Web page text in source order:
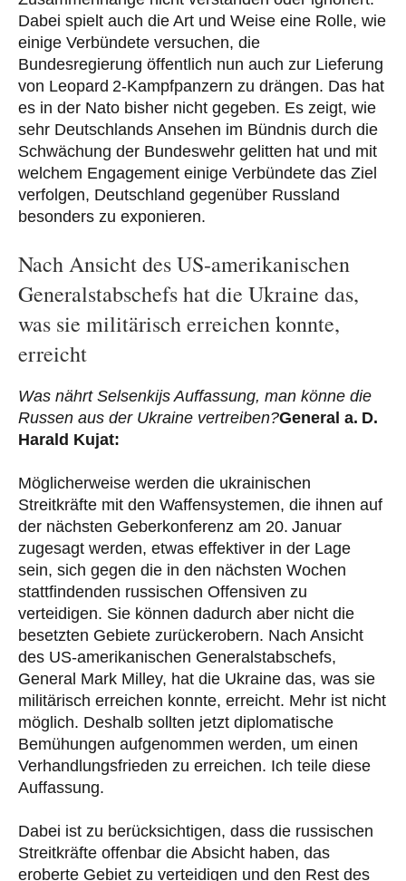
Dabei spielt auch die Art und Weise eine Rolle, wie
einige Verbündete versuchen, die
Bundesregierung öffentlich nun auch zur Lieferung
von Leopard 2-Kampfpanzern zu drängen. Das hat
es in der Nato bisher nicht gegeben. Es zeigt, wie
sehr Deutschlands Ansehen im Bündnis durch die
Schwächung der Bundeswehr gelitten hat und mit
welchem Engagement einige Verbündete das Ziel
verfolgen, Deutschland gegenüber Russland
besonders zu exponieren.
Nach Ansicht des US-amerikanischen
Generalstabschefs hat die Ukraine das,
was sie militärisch erreichen konnte,
erreicht
Was nährt Selsenkijs Auffassung, man könne die
Russen aus der Ukraine vertreiben?General a. D.
Harald Kujat:
Möglicherweise werden die ukrainischen
Streitkräfte mit den Waffensystemen, die ihnen auf
der nächsten Geberkonferenz am 20. Januar
zugesagt werden, etwas effektiver in der Lage
sein, sich gegen die in den nächsten Wochen
stattfindenden russischen Offensiven zu
verteidigen. Sie können dadurch aber nicht die
besetzten Gebiete zurückerobern. Nach Ansicht
des US-amerikanischen Generalstabschefs,
General Mark Milley, hat die Ukraine das, was sie
militärisch erreichen konnte, erreicht. Mehr ist nicht
möglich. Deshalb sollten jetzt diplomatische
Bemühungen aufgenommen werden, um einen
Verhandlungsfrieden zu erreichen. Ich teile diese
Auffassung.
Dabei ist zu berücksichtigen, dass die russischen
Streitkräfte offenbar die Absicht haben, das
eroberte Gebiet zu verteidigen und den Rest des